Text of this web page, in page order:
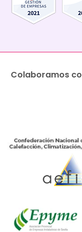
Colaboramos